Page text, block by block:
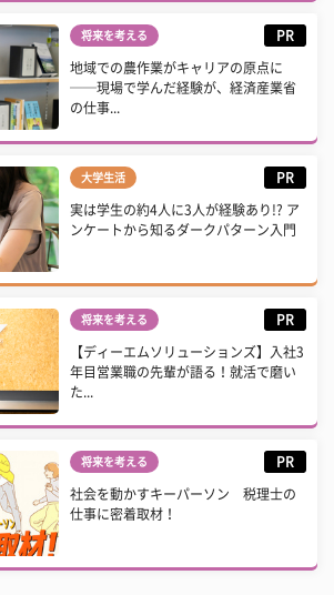
将来を考える PR
地域での農作業がキャリアの原点に
──現場で学んだ経験が、経済産業省
の仕事...
大学生活 PR
実は学生の約4人に3人が経験あり!? ア
ンケートから知るダークパターン入門
将来を考える PR
【ディーエムソリューションズ】入社3
年目営業職の先輩が語る！就活で磨い
た...
将来を考える PR
社会を動かすキーパーソン 税理士の
仕事に密着取材！